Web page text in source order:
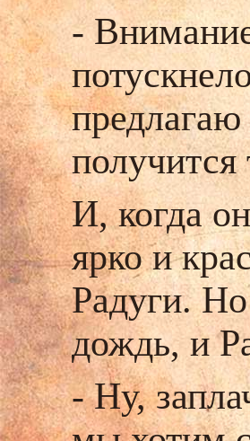
-
получится
И, когда
ярко и
Радуги.
дождь, и
- Ну,